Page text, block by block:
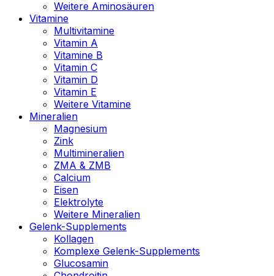
Weitere Aminosäuren
Vitamine
Multivitamine
Vitamin A
Vitamine B
Vitamin C
Vitamin D
Vitamin E
Weitere Vitamine
Mineralien
Magnesium
Zink
Multimineralien
ZMA & ZMB
Calcium
Eisen
Elektrolyte
Weitere Mineralien
Gelenk-Supplements
Kollagen
Komplexe Gelenk-Supplements
Glucosamin